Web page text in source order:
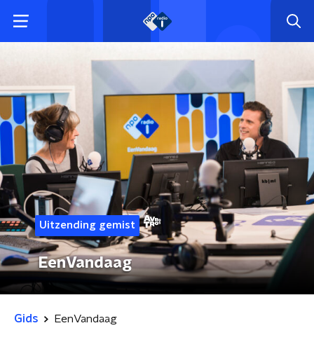
Uitzending gemist
EenVandaag
Gids EenVandaag